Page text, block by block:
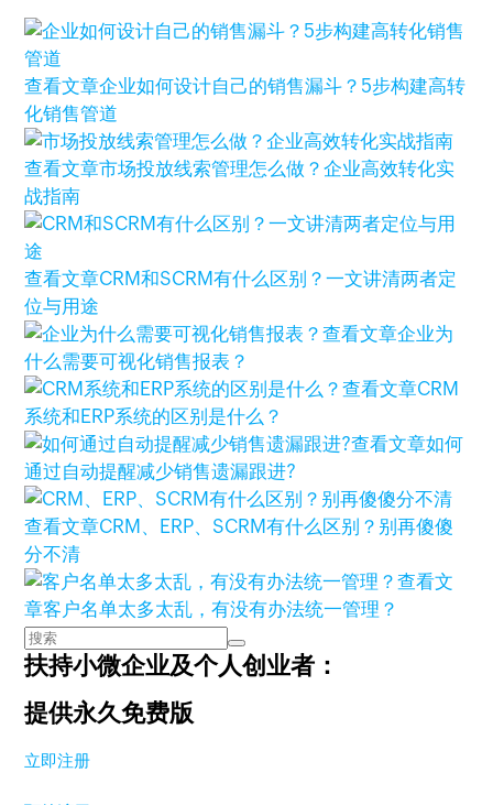
查看文章企业如何设计自己的销售漏斗？5步构建高转
化销售管道
查看文章市场投放线索管理怎么做？企业高效转化实
战指南
查看文章CRM和SCRM有什么区别？一文讲清两者定
位与用途
查看文章企业为
什么需要可视化销售报表？
查看文章CRM
系统和ERP系统的区别是什么？
查看文章如何
通过自动提醒减少销售遗漏跟进?
查看文章CRM、ERP、SCRM有什么区别？别再傻傻
分不清
查看文
章客户名单太多太乱，有没有办法统一管理？
扶持小微企业及个人创业者：
提供永久免费版
立即注册